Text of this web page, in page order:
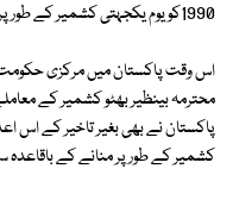
1990کو یوم یکجہتی کشمیر کے طور پر منانے کا اعلان کر دیا۔
اس وقت پاکستان میں مرکزی حکومت
محترمہ بینظیر بھٹو کشمیر کے
پاکستان نے بھی بغیر تاخیر کے اس
کشمیر کے طور پر منانے کے باقاعدہ